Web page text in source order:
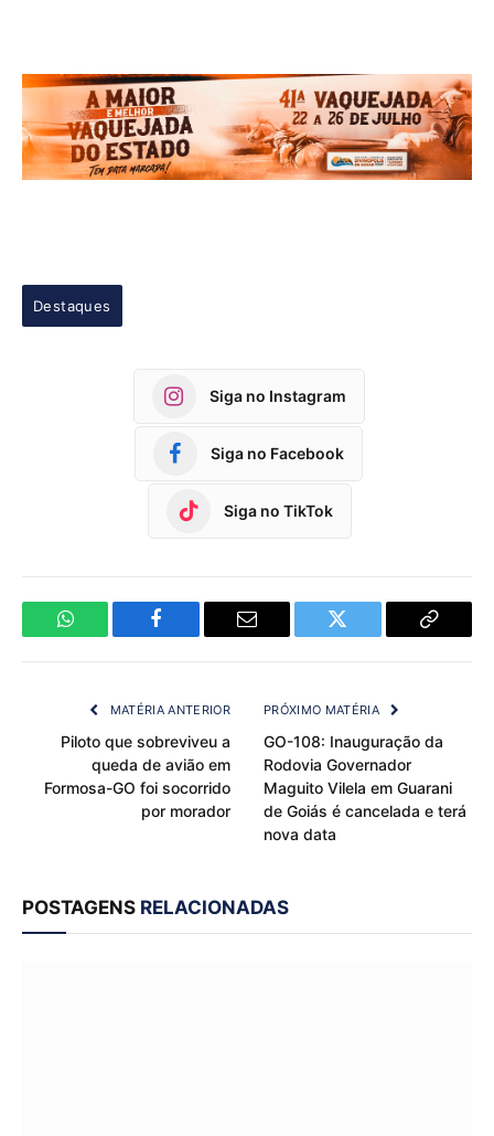
Destaques
Siga no Instagram
Siga no Facebook
Siga no TikTok
WhatsApp Facebook Email Twitter
Copy
MATÉRIA ANTERIOR
Piloto que sobreviveu a
queda de avião em
Formosa-GO foi socorrido
por morador
PRÓXIMO MATÉRIA
GO-108: Inauguração da
Rodovia Governador
Maguito Vilela em Guarani
de Goiás é cancelada e terá
nova data
POSTAGENS RELACIONADAS